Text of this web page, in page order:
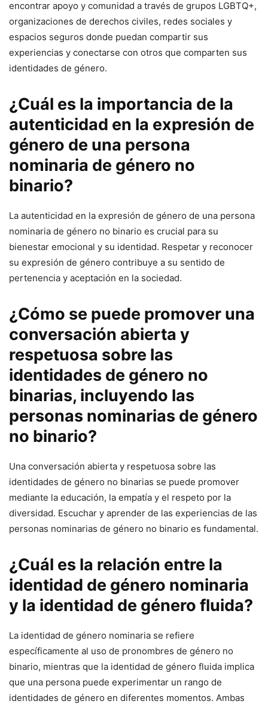
encontrar apoyo y comunidad a través de grupos LGBTQ+,
organizaciones de derechos civiles, redes sociales y
espacios seguros donde puedan compartir sus
experiencias y conectarse con otros que comparten sus
identidades de género.
¿Cuál es la importancia de la
autenticidad en la expresión de
género de una persona
nominaria de género no
binario?
La autenticidad en la expresión de género de una persona
nominaria de género no binario es crucial para su
bienestar emocional y su identidad. Respetar y reconocer
su expresión de género contribuye a su sentido de
pertenencia y aceptación en la sociedad.
¿Cómo se puede promover una
conversación abierta y
respetuosa sobre las
identidades de género no
binarias, incluyendo las
personas nominarias de género
no binario?
Una conversación abierta y respetuosa sobre las
identidades de género no binarias se puede promover
mediante la educación, la empatía y el respeto por la
diversidad. Escuchar y aprender de las experiencias de las
personas nominarias de género no binario es fundamental.
¿Cuál es la relación entre la
identidad de género nominaria
y la identidad de género fluida?
La identidad de género nominaria se refiere
específicamente al uso de pronombres de género no
binario, mientras que la identidad de género fluida implica
que una persona puede experimentar un rango de
identidades de género en diferentes momentos. Ambas